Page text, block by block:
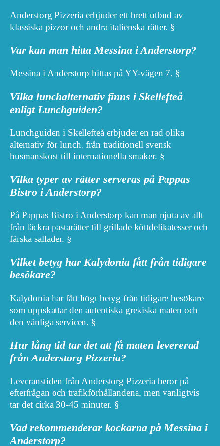
Anderstorg Pizzeria erbjuder ett brett utbud av
klassiska pizzor och andra italienska rätter. §
Var kan man hitta Messina i Anderstorp?
Messina i Anderstorp hittas på YY-vägen 7. §
Vilka lunchalternativ finns i Skellefteå
enligt Lunchguiden?
Lunchguiden i Skellefteå erbjuder en rad olika
alternativ för lunch, från traditionell svensk
husmanskost till internationella smaker. §
Vilka typer av rätter serveras på Pappas
Bistro i Anderstorp?
På Pappas Bistro i Anderstorp kan man njuta av allt
från läckra pastarätter till grillade köttdelikatesser och
färska sallader. §
Vilket betyg har Kalydonia fått från tidigare
besökare?
Kalydonia har fått högt betyg från tidigare besökare
som uppskattar den autentiska grekiska maten och
den vänliga servicen. §
Hur lång tid tar det att få maten levererad
från Anderstorg Pizzeria?
Leveranstiden från Anderstorg Pizzeria beror på
efterfrågan och trafikförhållandena, men vanligtvis
tar det cirka 30-45 minuter. §
Vad rekommenderar kockarna på Messina i
Anderstorp?